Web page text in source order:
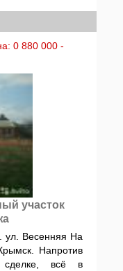
0 880 000 -
участок
Весенняя На
Напротив
всё в